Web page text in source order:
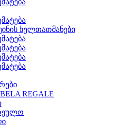
ხელთათმანები
REGALE